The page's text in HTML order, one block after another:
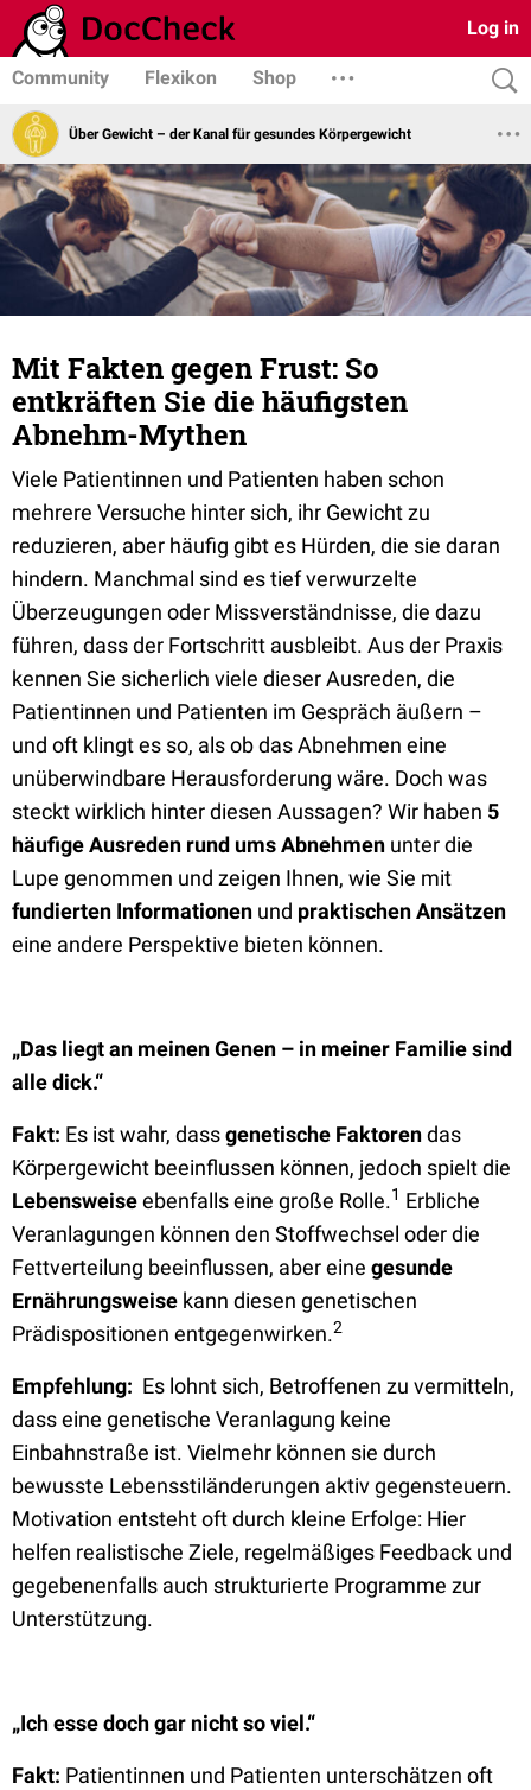
Log in
Community Flexikon Shop
Über Gewicht – der Kanal für gesundes Körpergewicht
Mit Fakten gegen Frust: So
entkräften Sie die häufigsten
Abnehm-Mythen
Viele Patientinnen und Patienten haben schon
mehrere Versuche hinter sich, ihr Gewicht zu
reduzieren, aber häufig gibt es Hürden, die sie daran
hindern. Manchmal sind es tief verwurzelte
Überzeugungen oder Missverständnisse, die dazu
führen, dass der Fortschritt ausbleibt. Aus der Praxis
kennen Sie sicherlich viele dieser Ausreden, die
Patientinnen und Patienten im Gespräch äußern –
und oft klingt es so, als ob das Abnehmen eine
unüberwindbare Herausforderung wäre. Doch was
steckt wirklich hinter diesen Aussagen? Wir haben 5
häufige Ausreden rund ums Abnehmen unter die
Lupe genommen und zeigen Ihnen, wie Sie mit
fundierten Informationen und praktischen Ansätzen
eine andere Perspektive bieten können.
„Das liegt an meinen Genen – in meiner Familie sind
alle dick.“
Fakt: Es ist wahr, dassgenetische Faktorendas
Körpergewicht beeinflussen können, jedoch spielt die
Lebensweiseebenfalls eine große Rolle.1 Erbliche
Veranlagungen können den Stoffwechsel oder die
Fettverteilung beeinflussen, aber eine gesunde
Ernährungsweise kann diesen genetischen
Prädispositionen entgegenwirken.2
Empfehlung: Es lohnt sich, Betroffenen zu vermitteln,
dass eine genetische Veranlagung keine
Einbahnstraße ist. Vielmehr können sie durch
bewusste Lebensstiländerungen aktiv gegensteuern.
Motivation entsteht oft durch kleine Erfolge: Hier
helfen realistische Ziele, regelmäßiges Feedback und
gegebenenfalls auch strukturierte Programme zur
Unterstützung.
„Ich esse doch gar nicht so viel.“
Fakt: Patientinnen und Patienten unterschätzen oft